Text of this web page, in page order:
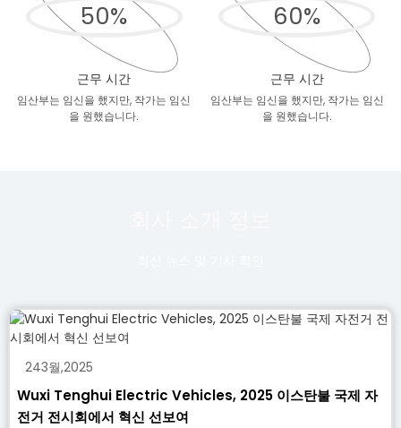
50%
근무 시간
임산부는 임신을 했지만, 작가는 임신
을 원했습니다.
60%
근무 시간
임산부는 임신을 했지만, 작가는 임신
을 원했습니다.
243월,2025
Wuxi Tenghui Electric Vehicles, 2025 이스탄불 국제 자
전거 전시회에서 혁신 선보여